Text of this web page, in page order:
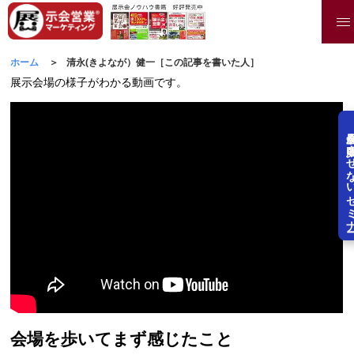
展示会を失
ホーム 清永(きよなが）健一［この記事を書いた人］
展示会場の様子がわかる動画です。
会場を歩いてまず感じたこと